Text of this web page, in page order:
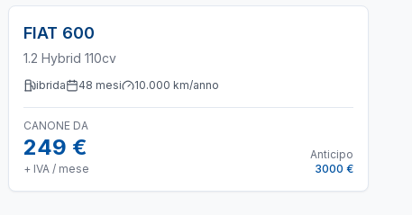
FIAT 600
1.2 Hybrid 110cv
ibrida 48 mesi 10.000 km/anno
CANONE DA
249 €
+ IVA / mese
Anticipo
3000 €